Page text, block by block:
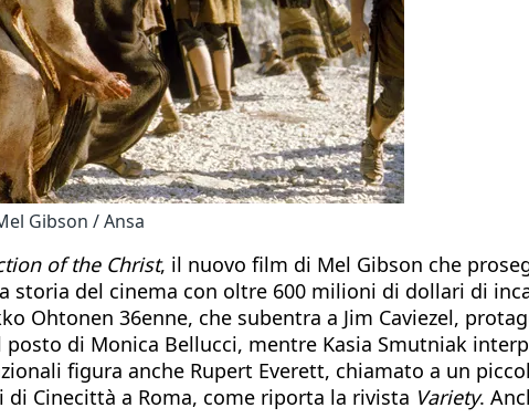
Gibson / Ansa
of the Christ, il nuovo film di Mel Gibson che
storia del cinema con oltre 600 milioni di dollari di
Ohtonen 36enne, che subentra a Jim Caviezel,
di Monica Bellucci, mentre Kasia Smutniak
figura anche Rupert Everett, chiamato a un
Cinecittà a Roma, come riporta la rivista Variety.